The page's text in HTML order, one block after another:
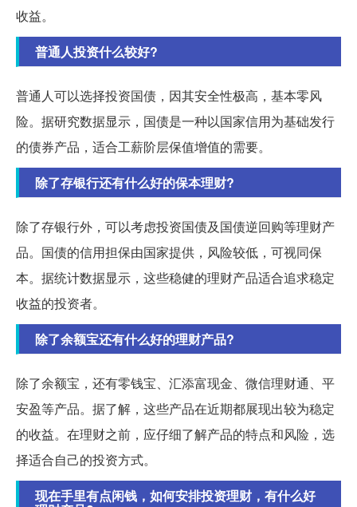
收益。
普通人投资什么较好?
普通人可以选择投资国债，因其安全性极高，基本零风
险。据研究数据显示，国债是一种以国家信用为基础发行
的债券产品，适合工薪阶层保值增值的需要。
除了存银行还有什么好的保本理财?
除了存银行外，可以考虑投资国债及国债逆回购等理财产
品。国债的信用担保由国家提供，风险较低，可视同保
本。据统计数据显示，这些稳健的理财产品适合追求稳定
收益的投资者。
除了余额宝还有什么好的理财产品?
除了余额宝，还有零钱宝、汇添富现金、微信理财通、平
安盈等产品。据了解，这些产品在近期都展现出较为稳定
的收益。在理财之前，应仔细了解产品的特点和风险，选
择适合自己的投资方式。
现在手里有点闲钱，如何安排投资理财，有什么好